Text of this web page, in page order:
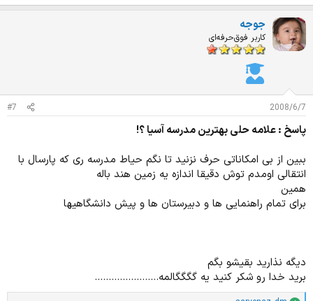
جوجه
کاربر فوق‌حرفه‌ای
2008/6/7
#7
پاسخ : علامه حلی بهترین مدرسه آسیا ؟!
ببین از بی امکاناتی حرف نزنید تا نگم حیاط مدرسه ری که پارسال با
انتقالی اومدم توش دقیقا اندازه یه زمین هند باله
همین
برای تمام راهنمایی ها و دبیرستان ها و پیش دانشگاهیها
دیگه نذارید بقیشو بگم
برید خدا رو شکر کنید یه گگگگالمه.......................